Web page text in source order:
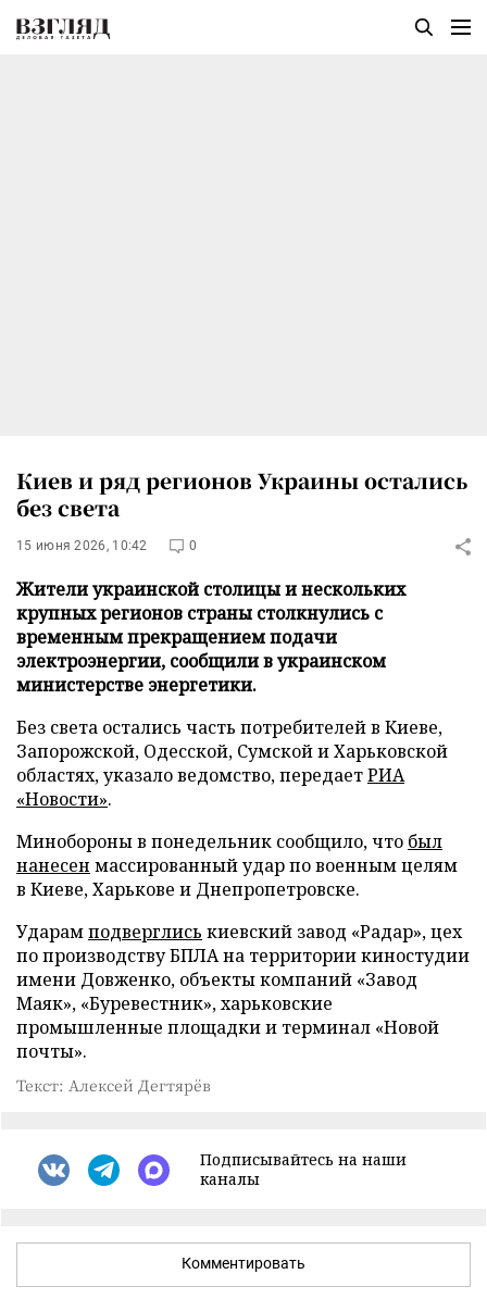
Киев и ряд регионов Украины остались
без света
15 июня 2026, 10:42 0
Жители украинской столицы и нескольких
крупных регионов страны столкнулись с
временным прекращением подачи
электроэнергии, сообщили в украинском
министерстве энергетики.
Без света остались часть потребителей в Киеве,
Запорожской, Одесской, Сумской и Харьковской
областях, указало ведомство, передаетРИА
«Новости».
Минобороны в понедельник сообщило, что был
нанесен массированный удар по военным целям
в Киеве, Харькове и Днепропетровске.
Ударамподверглись киевский завод «Радар», цех
по производству БПЛА на территории киностудии
имени Довженко, объекты компаний «Завод
Маяк», «Буревестник», харьковские
промышленные площадки и терминал «Новой
почты».
Текст: Алексей Дегтярёв
Подписывайтесь на наши
каналы
Комментировать